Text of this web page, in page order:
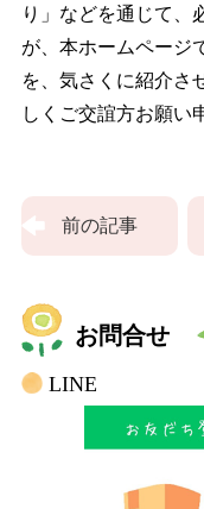
り」などを通じて、
が、本ホームページ
を、気さくに紹介さ
しくご交誼方お願い
前の記事
お問合せ
LINE